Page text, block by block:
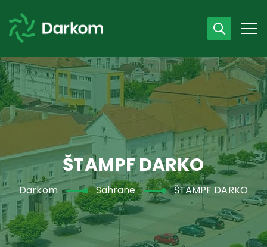
Radno vrijeme
07 - 15 h
043 /440 750
ŠTAMPF DARKO
Darkom Sahrane ŠTAMPF DARKO